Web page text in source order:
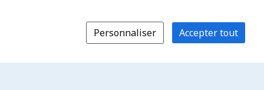
Personnaliser Accepter tout